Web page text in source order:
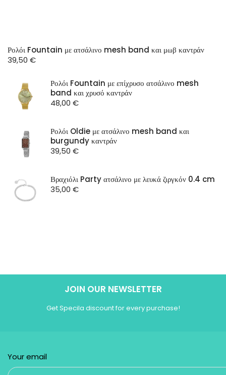
Ρολόι Fountain με ατσάλινο mesh band και μωβ καντράν
39,50 €
Ρολόι Fountain με επίχρυσο ατσάλινο mesh
band και χρυσό καντράν
48,00 €
Ρολόι Oldie με ατσάλινο mesh band και
burgundy καντράν
39,50 €
Βραχιόλι Party ατσάλινο με λευκά ζιργκόν 0.4 cm
35,00 €
JOIN OUR NEWSLETTER
Get Specila discount for every purchase!
Your email